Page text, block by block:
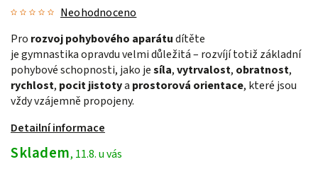
Neohodnoceno
Pro rozvoj pohybového aparátudítěte
je gymnastika opravdu velmi důležitá – rozvíjí totiž základní
pohybové schopnosti, jako jesíla,vytrvalost, obratnost,
rychlost, pocit jistotya prostorová orientace, které jsou
vždy vzájemně propojeny.
Detailní informace
Skladem, 11.8. u vás